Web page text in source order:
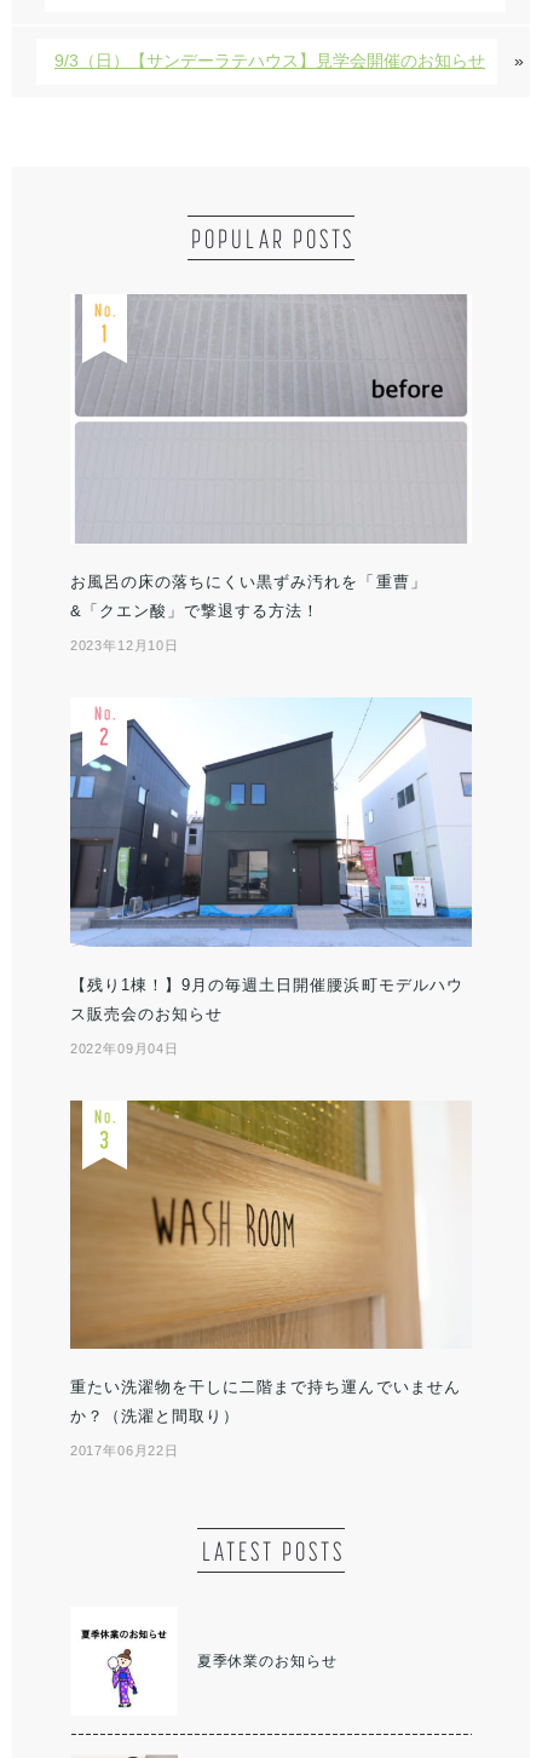
9/3（日）【サンデーラテハウス】見学会開催のお知らせ »
POPULAR POSTS
お風呂の床の落ちにくい黒ずみ汚れを「重曹」
&「クエン酸」で撃退する方法！
2023年12月10日
【残り1棟！】9月の毎週土日開催腰浜町モデルハウ
ス販売会のお知らせ
2022年09月04日
重たい洗濯物を干しに二階まで持ち運んでいません
か？（洗濯と間取り）
2017年06月22日
LATEST POSTS
夏季休業のお知らせ